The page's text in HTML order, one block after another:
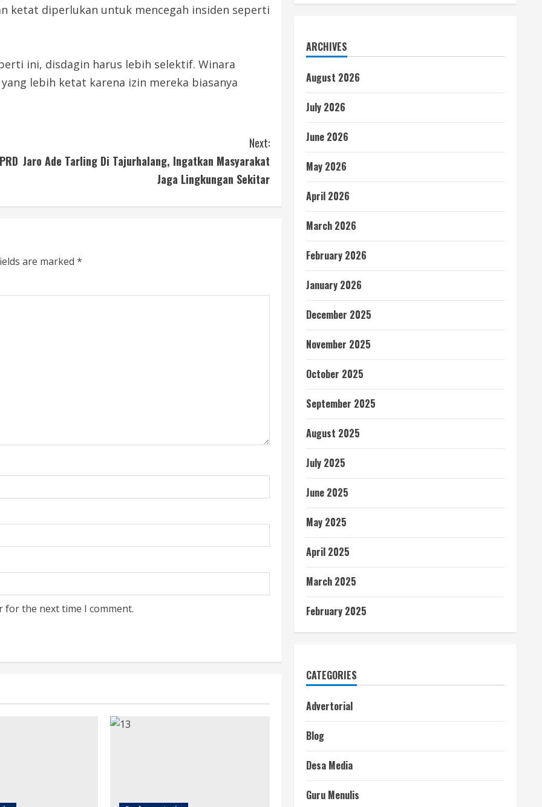
ketat diperlukan untuk mencegah insiden seperti
ini, disdagin harus lebih selektif. Winara
lebih ketat karena izin mereka biasanya
Next:
Jaro Ade Tarling Di Tajurhalang, Ingatkan Masyarakat
Jaga Lingkungan Sekitar
are marked *
for the next time I comment.
ARCHIVES
August 2026
July 2026
June 2026
May 2026
April 2026
March 2026
February 2026
January 2026
December 2025
November 2025
October 2025
September 2025
August 2025
July 2025
June 2025
May 2025
April 2025
March 2025
February 2025
CATEGORIES
Advertorial
Blog
Desa Media
Guru Menulis